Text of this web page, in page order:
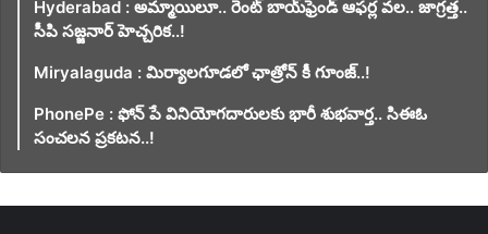
Hyderabad : అమ్మాయిలూ.. రెంట్ బాయ్‌ఫ్రెండ్ ఆఫర్ల వల.. జాగ్రత్త..
సీపి సజ్జనార్ హెచ్చరిక..!
Miryalaguda : మిర్యాలగూడలో ఛాత్రోన్ కీ గూంజ్..!
PhonePe : ఫోన్ పే వినియోగదారులకు భారీ శుభవార్త.. సిఈఓ
సంచలన ప్రకటన..!